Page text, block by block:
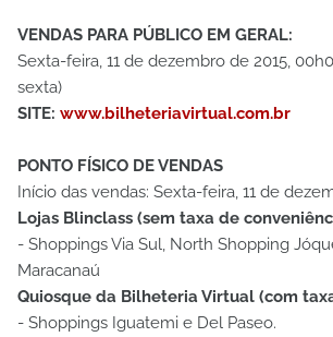
VENDAS PARA PÚBLICO EM GERAL:
Sexta-feira, 11 de dezembro de 2015,
sexta)
SITE: www.bilheteriavirtual.com.br
PONTO FÍSICO DE VENDAS
Início das vendas: Sexta-feira, 11 de
Lojas Blinclass (sem taxa de
- Shoppings Via Sul, North Shopping
Maracanaú
Quiosque da Bilheteria Virtual (com
- Shoppings Iguatemi e Del Paseo.